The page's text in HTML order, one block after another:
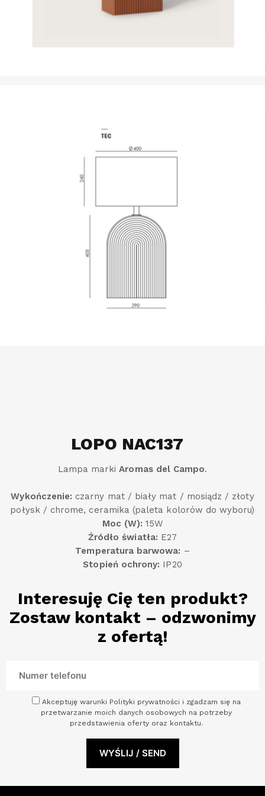
LOPO NAC137
Lampa markiAromas del Campo.
Wykończenie: czarny mat / biały mat / mosiądz / złoty
połysk / chrome, ceramika (paleta kolorów do wyboru)
Moc (W): 15W
Źródło światła: E27
Temperatura barwowa: –
Stopień ochrony: IP20
Interesuję Cię ten produkt?
Zostaw kontakt – odzwonimy
z ofertą!
Akceptuję warunki Polityki prywatności i zgadzam się na
przetwarzanie moich danych osobowych na potrzeby
przedstawienia oferty oraz kontaktu.